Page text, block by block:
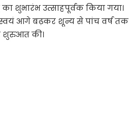
का शुभारंभ उत्साहपूर्वक किया गया।
आगे बढ़कर शून्य से पांच वर्ष तक
शुरुआत की।